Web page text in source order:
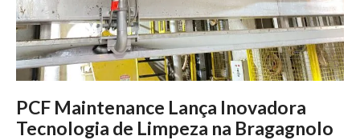
PCF Maintenance Lança Inovadora
Tecnologia de Limpeza na Bragagnolo